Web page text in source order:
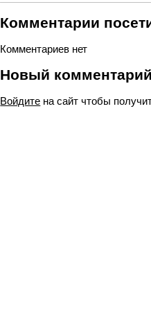
Комментарии
Комментариев нет
Новый
Войдите на сайт чтобы